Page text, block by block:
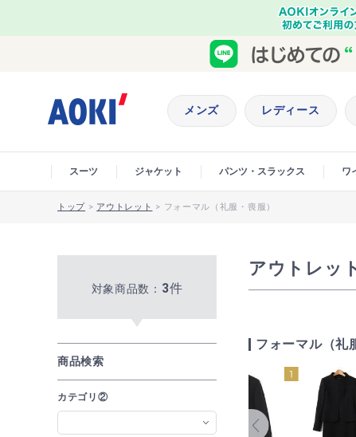
メンズ レディース
スーツ ジャケット パンツ・スラックス ワ
トップ > アウトレット > フォーマル（礼服・喪服）
アウトレッ
フォーマル（礼
対象商品数： 3件
商品検索
カテゴリ②